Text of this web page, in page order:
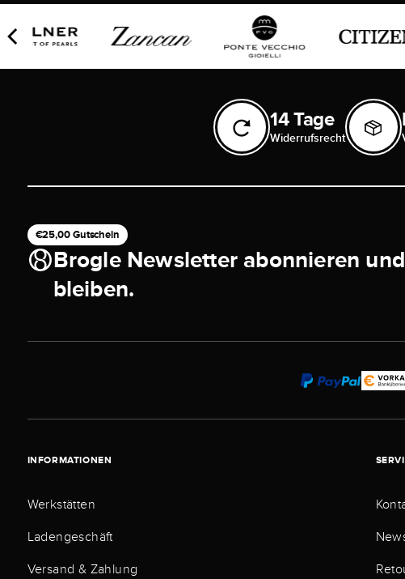
14 Tage
Widerrufsrecht
€25,00 Gutschein
Brogle Newsletter abonnieren
bleiben.
INFORMATIONEN
Werkstätten
Ladengeschäft
Versand & Zahlung